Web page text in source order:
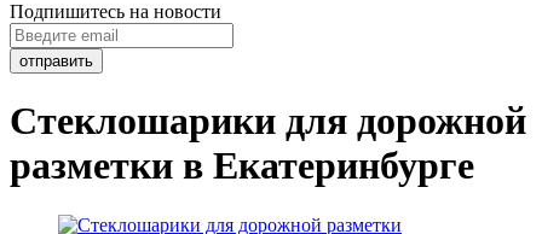
Подпишитесь на новости
Стеклошарики для дорожной
разметки в Екатеринбурге